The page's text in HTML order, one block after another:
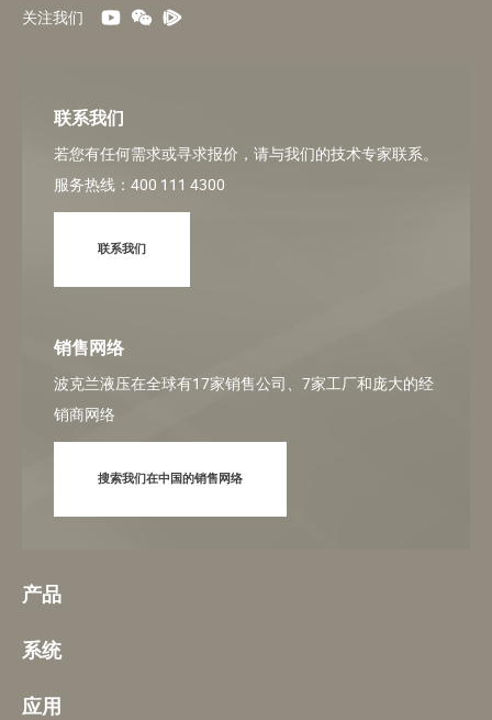
关注我们
联系我们
若您有任何需求或寻求报价，请与我们的技术专家联系。
服务热线：400 111 4300
联系我们
销售网络
波克兰液压在全球有17家销售公司、7家工厂和庞大的经
销商网络
搜索我们在中国的销售网络
产品
系统
应用